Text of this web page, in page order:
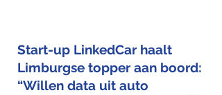
Start-up LinkedCar haalt
Limburgse topper aan boord:
“Willen data uit auto